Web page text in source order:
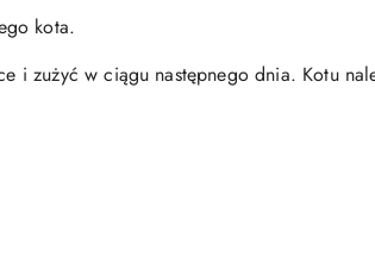
kota.
i zużyć w ciągu następnego dnia. Kotu